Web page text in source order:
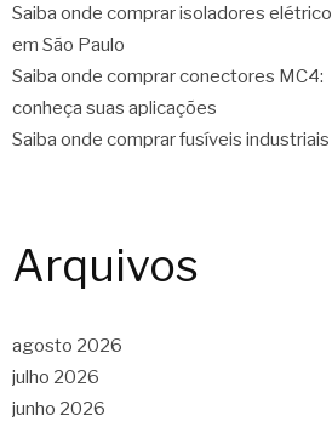
Saiba onde comprar isoladores
em São Paulo
Saiba onde comprar conectores MC4:
conheça suas aplicações
Saiba onde comprar fusíveis industriais
Arquivos
agosto 2026
julho 2026
junho 2026